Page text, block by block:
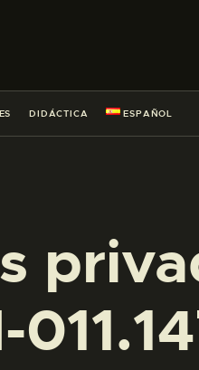
DIDÁCTICA ESPAÑOL